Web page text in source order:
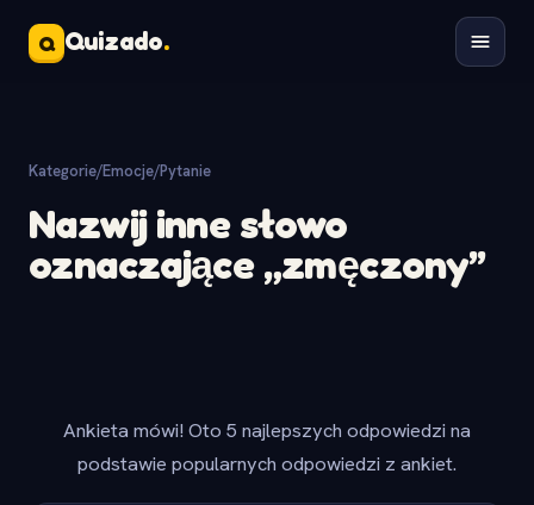
Q Quizado.
Kategorie/Emocje/Pytanie
Nazwij inne słowo
oznaczające „zmęczony”
Ankieta mówi! Oto 5 najlepszych odpowiedzi na
podstawie popularnych odpowiedzi z ankiet.